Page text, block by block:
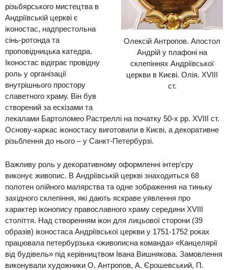
Олексій Антропов. Апостол
Андрій у плафоні на
склепіннях Андріївської
церкви в Києві. Олія. XVIII
ст.
різьбярського мистецтва в
Андріївській церкві є
іконостас, надпрестольна
сінь-ротонда та
проповідницька катедра.
Іконостас відіграє провідну
роль у організації
внутрішнього простору
славетного храму. Він був
створений за ескізами та
лекалами Бартоломео Растреллі на початку 50-х рр. XVIII ст.
Основу-каркас іконостасу виготовили в Києві, а декоративне
різьблення до нього – у Санкт-Петербурзі.
Важливу роль у декоративному оформленні інтер’єру
виконує живопис. В Андріївській церкві знаходиться 68
полотен олійного малярства та одне зображення на тиньку
західного склепіння, які дають яскраве уявлення про
характер іконопису православного храму середини XVIII
століття. Над створенням ікон для лицьової сторони (39
образів) іконостаса Андріївської церкви у 1751-1752 роках
працювала петербурзька «живописна команда» «Канцелярії
від будівель» під керівництвом Івана Вишнякова. Замовлення
виконували художники О. Антропов, А. Єрошевський, П.